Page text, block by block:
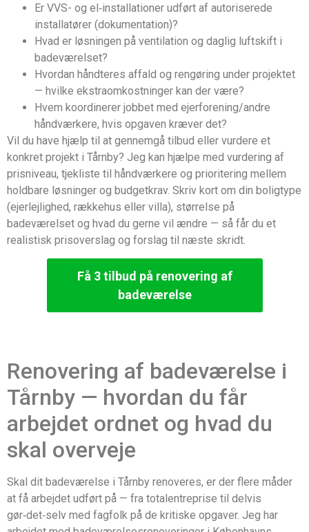
Er VVS- og el‑installationer udført af autoriserede
installatører (dokumentation)?
Hvad er løsningen på ventilation og daglig luftskift i
badeværelset?
Hvordan håndteres affald og rengøring under projektet
— hvilke ekstraomkostninger kan der være?
Hvem koordinerer jobbet med ejerforening/andre
håndværkere, hvis opgaven kræver det?
Vil du have hjælp til at gennemgå tilbud eller vurdere et
konkret projekt i Tårnby? Jeg kan hjælpe med vurdering af
prisniveau, tjekliste til håndværkere og prioritering mellem
holdbare løsninger og budgetkrav. Skriv kort om din boligtype
(ejerlejlighed, rækkehus eller villa), størrelse på
badeværelset og hvad du gerne vil ændre — så får du et
realistisk prisoverslag og forslag til næste skridt.
Få 3 tilbud på renovering af
badeværelse
Renovering af badeværelse i
Tårnby — hvordan du får
arbejdet ordnet og hvad du
skal overveje
Skal dit badeværelse i Tårnby renoveres, er der flere måder
at få arbejdet udført på — fra totalentreprise til delvis
gør‑det‑selv med fagfolk på de kritiske opgaver. Jeg har